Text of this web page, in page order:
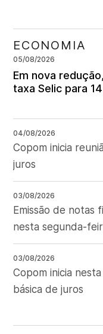
ECONOMIA
05/08/2026
Em nova
taxa Selic para
04/08/2026
Copom inicia
juros
03/08/2026
Emissão de notas
nesta segunda-
03/08/2026
Copom inicia
básica de juros